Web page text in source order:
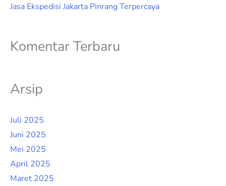
Jasa Ekspedisi Jakarta Pinrang Terpercaya
Komentar Terbaru
Arsip
Juli 2025
Juni 2025
Mei 2025
April 2025
Maret 2025